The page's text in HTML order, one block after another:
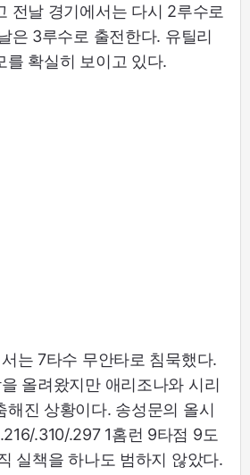
전날 경기에서는 다시 2루수로
은 3루수로 출전한다. 유틸리
를 확실히 보이고 있다.
는 7타수 무안타로 침묵했다.
올려왔지만 애리조나와 시리
해진 상황이다. 송성문의 올시
.310/.297 1홈런 9타점 9도
실책을 하나도 범하지 않았다.